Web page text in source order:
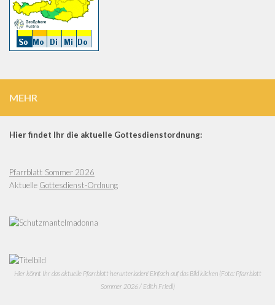
MEHR
Hier findet Ihr die aktuelle Gottesdienstordnung:
Pfarrblatt Sommer 2026
Aktuelle Gottesdienst-Ordnung
Hier könnt Ihr das aktuelle Pfarrblatt herunterladen! Einfach auf das Bild klicken (Foto: Pfarrblatt
Sommer 2026 / Edith Friedl)